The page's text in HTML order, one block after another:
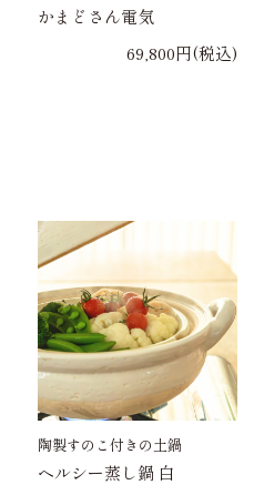
かまどさん電気
69,800円(税込)
陶製すのこ付きの土鍋
ヘルシー蒸し鍋 白